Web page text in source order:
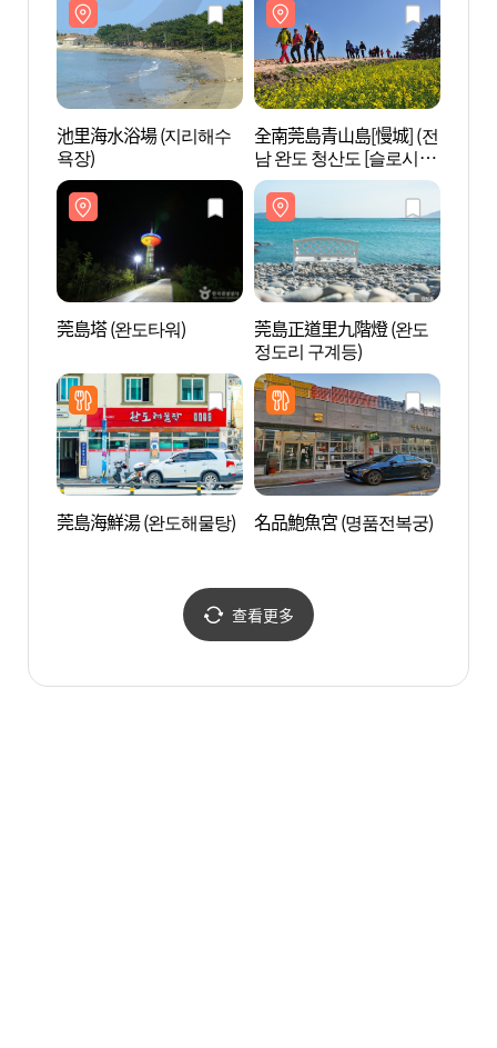
池里海水浴場 (지리해수
욕장)
全南莞島青山島[慢城] (전
남 완도 청산도 [슬로시
티])
莞島塔 (완도타워)
莞島正道里九階燈 (완도
정도리 구계등)
莞島海鮮湯 (완도해물탕) 名品鮑魚宮 (명품전복궁)
查看更多